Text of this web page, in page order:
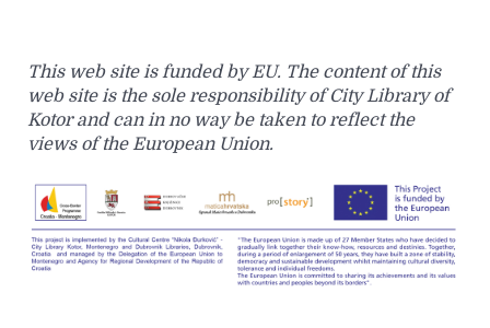
This web site is funded by EU. The content of this
web site is the sole responsibility of City Library of
Kotor and can in no way be taken to reflect the
views of the European Union.